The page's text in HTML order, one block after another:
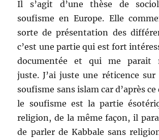
Il s’agit d’une thèse de
soufisme en Europe. Elle
sorte de présentation des
c’est une partie qui est fort
documentée et qui me parait
juste. J’ai juste une réticence
soufisme sans islam car d’après ce
le soufisme est la partie
religion, de la même façon, il
de parler de Kabbale sans